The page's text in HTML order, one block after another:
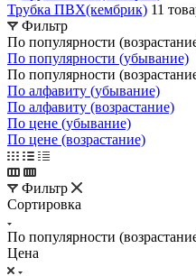
Трубка ПВХ(кембрик) 11
Фильтр
По популярности
По популярности (убывание)
По популярности
По алфавиту (убывание)
По алфавиту (возрастание)
По цене (убывание)
По цене (возрастание)
Фильтр
Сортировка
По популярности
Цена